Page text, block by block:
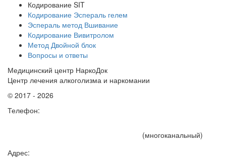
Кодирование SIT
Кодирование Эспераль гелем
Эспераль метод Вшивание
Кодирование Вивитролом
Метод Двойной блок
Вопросы и ответы
Медицинский центр НаркоДок
Центр лечения алкоголизма и наркомании
© 2017 - 2026
Телефон:
(многоканальный)
Адрес: